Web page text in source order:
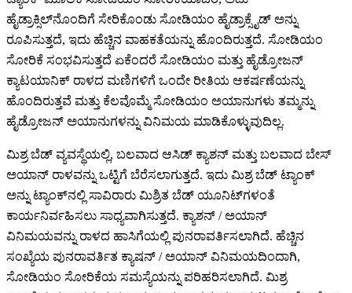
ಹೈಡ್ರಾಕ್ಸಿಲ್‌ನೊಂದಿಗೆ ಸೇರಿಕೊಂಡು ಸೋಡಿಯಂ ಹೈಡ್ರಾಕ್ಸೈಡ್ ಅನ್ನು
ರೂಪಿಸುತ್ತದೆ, ಇದು ಹೆಚ್ಚಿನ ವಾಹಕತೆಯನ್ನು ಹೊಂದಿರುತ್ತದೆ. ಸೋಡಿಯಂ
ಸೋರಿಕೆ ಸಂಭವಿಸುತ್ತದೆ ಏಕೆಂದರೆ ಸೋಡಿಯಂ ಮತ್ತು ಹೈಡ್ರೋಜನ್
ಕ್ಯಾಟಯಾನಿಕ್ ರಾಳದ ಮಣಿಗಳಿಗೆ ಒಂದೇ ರೀತಿಯ ಆಕರ್ಷಣೆಯನ್ನು
ಹೊಂದಿರುತ್ತವೆ ಮತ್ತು ಕೆಲವೊಮ್ಮೆ ಸೋಡಿಯಂ ಅಯಾನುಗಳು ತಮ್ಮನ್ನು
ಹೈಡ್ರೋಜನ್ ಅಯಾನುಗಳನ್ನು ವಿನಿಮಯ ಮಾಡಿಕೊಳ್ಳುವುದಿಲ್ಲ.
ಮಿಶ್ರ ಬೆಡ್ ವ್ಯವಸ್ಥೆಯಲ್ಲಿ, ಬಲವಾದ ಆಸಿಡ್ ಕ್ಯಾಶನ್ ಮತ್ತು ಬಲವಾದ ಬೇಸ್
ಅಯಾನ್ ರಾಳವನ್ನು ಒಟ್ಟಿಗೆ ಬೆರೆಸಲಾಗುತ್ತದೆ. ಇದು ಮಿಶ್ರ ಬೆಡ್ ಟ್ಯಾಂಕ್
ಅನ್ನು ಟ್ಯಾಂಕ್‌ನಲ್ಲಿ ಸಾವಿರಾರು ಮಿಶ್ರಿತ ಬೆಡ್ ಯೂನಿಟ್‌ಗಳಂತೆ
ಕಾರ್ಯನಿರ್ವಹಿಸಲು ಸಾಧ್ಯವಾಗಿಸುತ್ತದೆ. ಕ್ಯಾಶನ್ / ಅಯಾನ್
ವಿನಿಮಯವನ್ನು ರಾಳದ ಹಾಸಿಗೆಯಲ್ಲಿ ಪುನರಾವರ್ತಿಸಲಾಗಿದೆ. ಹೆಚ್ಚಿನ
ಸಂಖ್ಯೆಯ ಪುನರಾವರ್ತಿತ ಕ್ಯಾಷನ್ / ಅಯಾನ್ ವಿನಿಮಯದಿಂದಾಗಿ,
ಸೋಡಿಯಂ ಸೋರಿಕೆಯ ಸಮಸ್ಯೆಯನ್ನು ಪರಿಹರಿಸಲಾಗಿದೆ. ಮಿಶ್ರ